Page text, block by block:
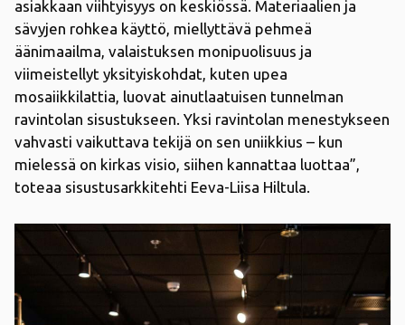
asiakkaan viihtyisyys on keskiössä. Materiaalien ja
sävyjen rohkea käyttö, miellyttävä pehmeä
äänimaailma, valaistuksen monipuolisuus ja
viimeistellyt yksityiskohdat, kuten upea
mosaiikkilattia, luovat ainutlaatuisen tunnelman
ravintolan sisustukseen. Yksi ravintolan menestykseen
vahvasti vaikuttava tekijä on sen uniikkius – kun
mielessä on kirkas visio, siihen kannattaa luottaa”,
toteaa sisustusarkkitehti Eeva-Liisa Hiltula.